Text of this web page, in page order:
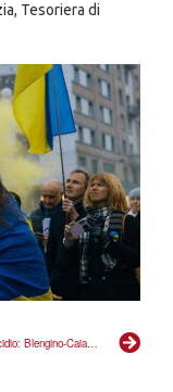
Reato femminicidio: Blengino-Caiazza, “Noi contrari da sempre, Vannacci gioca sporco”
Tesoriera di